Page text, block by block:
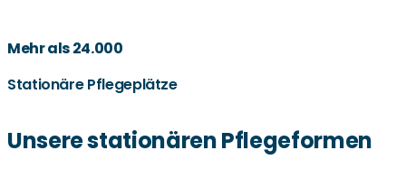
Mehr als 24.000
Stationäre Pflegeplätze
Unsere stationären Pflegeformen